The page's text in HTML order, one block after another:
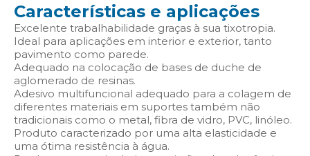
Características e aplicações
Excelente trabalhabilidade graças à sua tixotropia.
Ideal para aplicações em interior e exterior, tanto
pavimento como parede.
Adequado na colocação de bases de duche de
aglomerado de resinas.
Adesivo multifuncional adequado para a colagem de
diferentes materiais em suportes também não
tradicionais como o metal, fibra de vidro, PVC, linóleo.
Produto caracterizado por uma alta elasticidade e
uma ótima resistência à água.